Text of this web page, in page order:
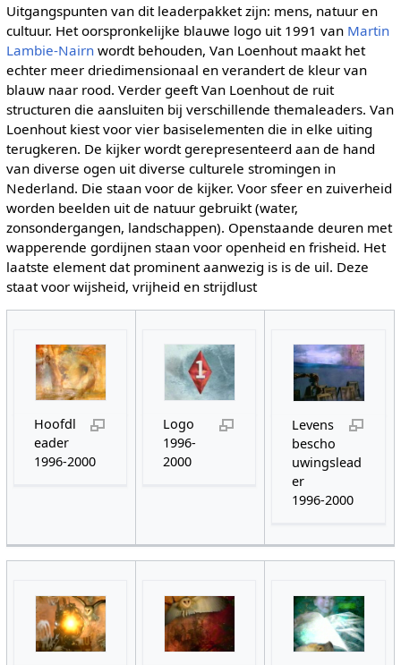
Uitgangspunten van dit leaderpakket zijn: mens, natuur en
cultuur. Het oorspronkelijke blauwe logo uit 1991 van Martin
Lambie-Nairnwordt behouden, Van Loenhout maakt het
echter meer driedimensionaal en verandert de kleur van
blauw naar rood. Verder geeft Van Loenhout de ruit
structuren die aansluiten bij verschillende themaleaders. Van
Loenhout kiest voor vier basiselementen die in elke uiting
terugkeren. De kijker wordt gerepresenteerd aan de hand
van diverse ogen uit diverse culturele stromingen in
Nederland. Die staan voor de kijker. Voor sfeer en zuiverheid
worden beelden uit de natuur gebruikt (water,
zonsondergangen, landschappen). Openstaande deuren met
wapperende gordijnen staan voor openheid en frisheid. Het
laatste element dat prominent aanwezig is is de uil. Deze
staat voor wijsheid, vrijheid en strijdlust
Hoofdl
eader
1996-2000
Logo
1996-
2000
Levens
bescho
uwingslead
er
1996-2000